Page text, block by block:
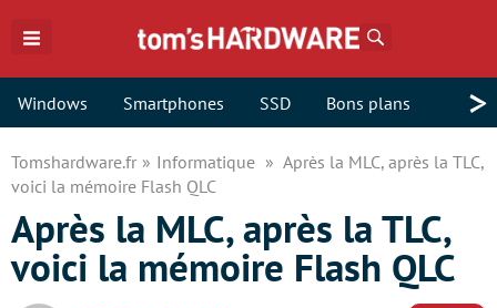
Windows Smartphones SSD Bons plans >
Tomshardware.fr Informatique
Après la MLC, après la TLC,
voici la mémoire Flash QLC
Après la MLC, après la TLC,
voici la mémoire Flash QLC